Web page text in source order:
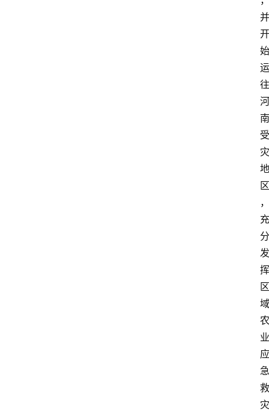
并
开
始
运
往
河
南
受
灾
地
区
，
充
分
发
挥
区
域
农
业
应
急
救
灾